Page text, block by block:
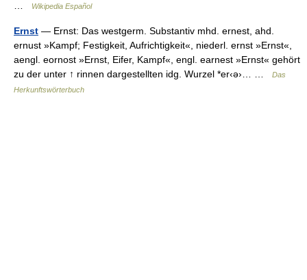
Wikipedia Español
Ernst — Ernst: Das westgerm. Substantiv mhd. ernest, ahd.
ernust »Kampf; Festigkeit, Aufrichtigkeit«, niederl. ernst »Ernst«,
aengl. eornost »Ernst, Eifer, Kampf«, engl. earnest »Ernst« gehört
zu der unter ↑ rinnen dargestellten idg. Wurzel *er‹ə›… …
Das
Herkunftswörterbuch